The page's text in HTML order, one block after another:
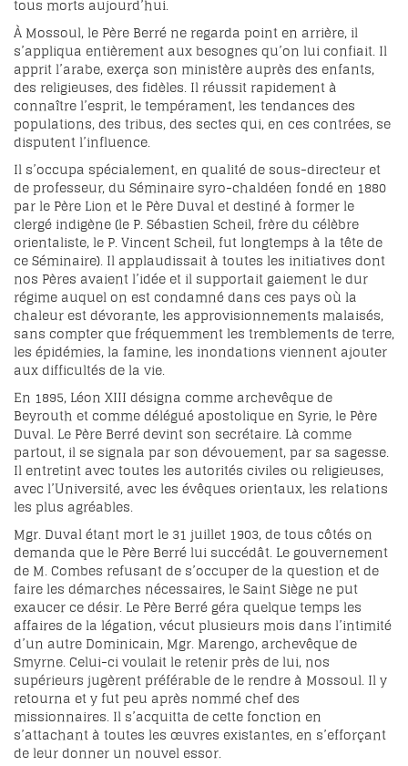
tous morts aujourd’hui.
À Mossoul, le Père Berré ne regarda point en arrière, il
s’appliqua entièrement aux besognes qu’on lui confiait. Il
apprit l’arabe, exerça son ministère auprès des enfants,
des religieuses, des fidèles. Il réussit rapidement à
connaître l’esprit, le tempérament, les tendances des
populations, des tribus, des sectes qui, en ces contrées, se
disputent l’influence.
Il s’occupa spécialement, en qualité de sous-directeur et
de professeur, du Séminaire syro-chaldéen fondé en 1880
par le Père Lion et le Père Duval et destiné à former le
clergé indigène (le P. Sébastien Scheil, frère du célèbre
orientaliste, le P. Vincent Scheil, fut longtemps à la tête de
ce Séminaire). Il applaudissait à toutes les initiatives dont
nos Pères avaient l’idée et il supportait gaiement le dur
régime auquel on est condamné dans ces pays où la
chaleur est dévorante, les approvisionnements malaisés,
sans compter que fréquemment les tremblements de terre,
les épidémies, la famine, les inondations viennent ajouter
aux difficultés de la vie.
En 1895, Léon XIII désigna comme archevêque de
Beyrouth et comme délégué apostolique en Syrie, le Père
Duval. Le Père Berré devint son secrétaire. Là comme
partout, il se signala par son dévouement, par sa sagesse.
Il entretint avec toutes les autorités civiles ou religieuses,
avec l’Université, avec les évêques orientaux, les relations
les plus agréables.
Mgr. Duval étant mort le 31 juillet 1903, de tous côtés on
demanda que le Père Berré lui succédât. Le gouvernement
de M. Combes refusant de s’occuper de la question et de
faire les démarches nécessaires, le Saint Siège ne put
exaucer ce désir. Le Père Berré géra quelque temps les
affaires de la légation, vécut plusieurs mois dans l’intimité
d’un autre Dominicain, Mgr. Marengo, archevêque de
Smyrne. Celui-ci voulait le retenir près de lui, nos
supérieurs jugèrent préférable de le rendre à Mossoul. Il y
retourna et y fut peu après nommé chef des
missionnaires. Il s’acquitta de cette fonction en
s’attachant à toutes les œuvres existantes, en s’efforçant
de leur donner un nouvel essor.